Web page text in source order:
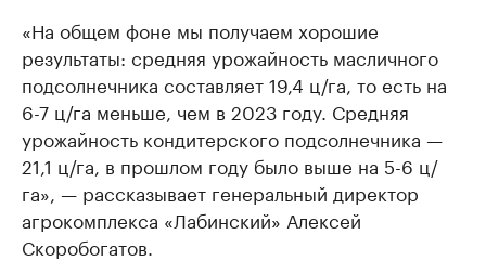
«На общем фоне мы получаем хорошие
результаты: средняя урожайность масличного
подсолнечника составляет 19,4 ц/га, то есть на
6-7 ц/га меньше, чем в 2023 году. Средняя
урожайность кондитерского подсолнечника —
21,1 ц/га, в прошлом году было выше на 5-6 ц/
га», — рассказывает генеральный директор
агрокомплекса «Лабинский» Алексей
Скоробогатов.